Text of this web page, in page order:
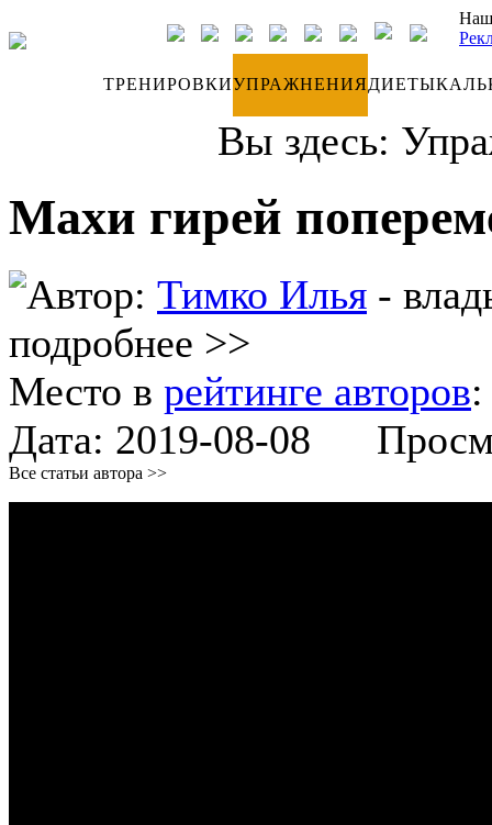
ТРЕНИРОВКИУПРАЖНЕНИЯДИЕТЫ
Вы здесь:
Махи гирей
Автор: Тимко Илья -
подробнее >>
Место в рейтинге авторов
Дата: 2019-08-08
Все статьи автора >>